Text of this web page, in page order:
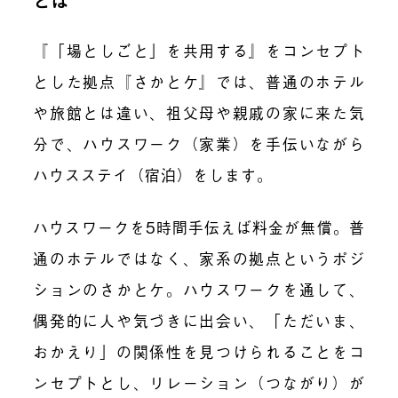
『「場としごと」を共用する』 を コンセプト
とした拠点 『 さかとケ 』 では、普通のホテル
や旅館とは違い、祖父母や親戚の家に来た気
分で、ハウスワーク（家業）を手伝いながら
ハウスステイ（宿泊）
をします。
ハウスワークを5時間手伝えば料金が無償。 普
通のホテルではなく、家系の拠点と いう ポジ
ションのさかとケ。 ハウスワークを通して、
偶発的に 人や気づきに出会 い、「ただいま、
おかえり」の関係性を見つけられることをコ
ンセプトとし、リレーション（つながり）が